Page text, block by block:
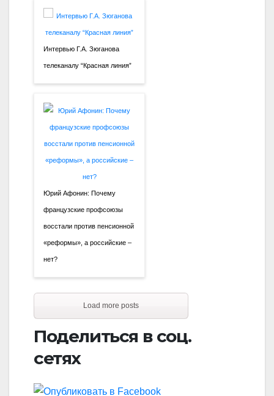
Интервью Г.А. Зюганова
телеканалу “Красная линия”
Юрий Афонин: Почему
французские профсоюзы
восстали против пенсионной
«реформы», а российские –
нет?
Load more posts
Поделиться в соц.
сетях